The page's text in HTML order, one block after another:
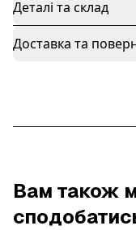
Деталі та склад
Доставка та
Вам також